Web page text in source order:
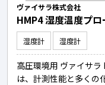
ヴァイサラ株式会社
HMP4 湿度温度プロ
湿度計 湿度計
高圧環境用 ヴァイサラ
は、計測性能と多くの